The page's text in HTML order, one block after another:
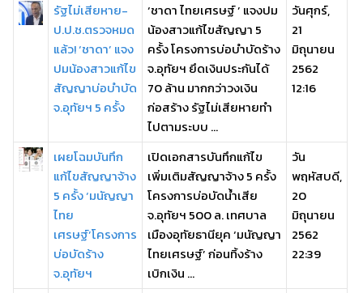
รัฐไม่เสียหาย-
ป.ป.ช.ตรวจหมด
แล้ว! ‘ชาดา’ แจง
ปมน้องสาวแก้ไข
สัญญาบ่อบำบัด
จ.อุทัยฯ 5 ครั้ง
‘ชาดา ไทยเศรษฐ์ ’ แจงปม
น้องสาวแก้ไขสัญญา 5
ครั้ง โครงการบ่อบำบัดร้าง
จ.อุทัยฯ ยึดเงินประกันได้
70 ล้าน มากกว่าวงเงิน
ก่อสร้าง รัฐไม่เสียหายทำ
ไปตามระบบ ...
วันศุกร์,
21
มิถุนายน
2562
12:16
เผยโฉมบันทึก
แก้ไขสัญญาจ้าง
5 ครั้ง ‘มนัญญา
ไทย
เศรษฐ์’โครงการ
บ่อบัดร้าง
จ.อุทัยฯ
เปิดเอกสารบันทึกแก้ไข
เพิ่มเติมสัญญาจ้าง 5 ครั้ง
โครงการบ่อบัดน้ำเสีย
จ.อุทัยฯ 500 ล. เทศบาล
เมืองอุทัยธานียุค ‘มนัญญา
ไทยเศรษฐ์’ ก่อนทิ้งร้าง
เบิกเงิน ...
วัน
พฤหัสบดี,
20
มิถุนายน
2562
22:39